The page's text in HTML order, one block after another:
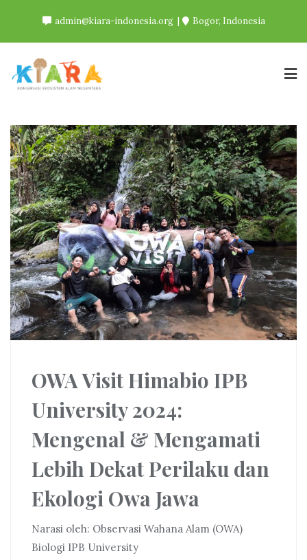
content
admin@kiara-indonesia.org Bogor, Indonesia
OWA Visit Himabio IPB
University 2024:
Mengenal & Mengamati
Lebih Dekat Perilaku dan
Ekologi Owa Jawa
Narasi oleh: Observasi Wahana Alam (OWA)
Biologi IPB University